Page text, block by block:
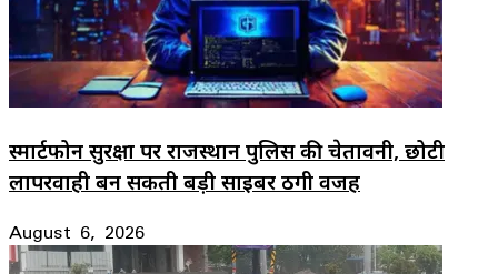
स्मार्टफोन सुरक्षा पर राजस्थान पुलिस की चेतावनी, छोटी
लापरवाही बन सकती बड़ी साइबर ठगी वजह
August 6, 2026